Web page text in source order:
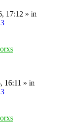
17:12 » in
16:11 » in